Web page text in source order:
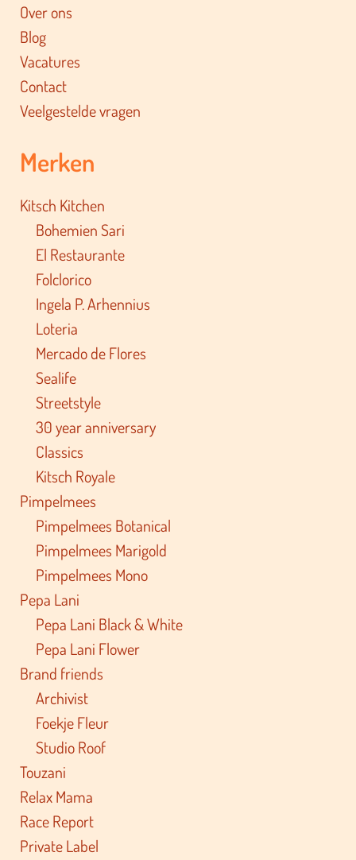
Over ons
Blog
Vacatures
Contact
Veelgestelde vragen
Merken
Kitsch Kitchen
Bohemien Sari
El Restaurante
Folclorico
Ingela P. Arhennius
Loteria
Mercado de Flores
Sealife
Streetstyle
30 year anniversary
Classics
Kitsch Royale
Pimpelmees
Pimpelmees Botanical
Pimpelmees Marigold
Pimpelmees Mono
Pepa Lani
Pepa Lani Black & White
Pepa Lani Flower
Brand friends
Archivist
Foekje Fleur
Studio Roof
Touzani
Relax Mama
Race Report
Private Label